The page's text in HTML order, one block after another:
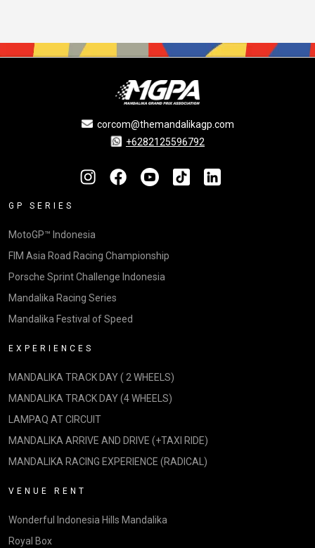
corcom@themandalikagp.com
+6282125596792
GP SERIES
MotoGP™ Indonesia
FIM Asia Road Racing Championship
Porsche Sprint Challenge Indonesia
Mandalika Racing Series
Mandalika Festival of Speed
EXPERIENCES
MANDALIKA TRACK DAY ( 2 WHEELS)
MANDALIKA TRACK DAY (4 WHEELS)
LAMPAQ AT CIRCUIT
MANDALIKA ARRIVE AND DRIVE (+TAXI RIDE)
MANDALIKA RACING EXPERIENCE (RADICAL)
VENUE RENT
Wonderful Indonesia Hills Mandalika
Royal Box